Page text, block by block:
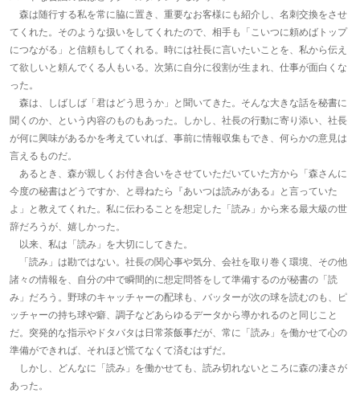
森は随行する私を常に脇に置き、重要なお客様にも紹介し、名刺交換をさせ
てくれた。そのような扱いをしてくれたので、相手も「こいつに頼めばトップ
につながる」と信頼もしてくれる。時には社長に言いたいことを、私から伝え
て欲しいと頼んでくる人もいる。次第に自分に役割が生まれ、仕事が面白くな
った。
森は、しばしば「君はどう思うか」と聞いてきた。そんな大きな話を秘書に
聞くのか、という内容のものもあった。しかし、社長の行動に寄り添い、社長
が何に興味があるかを考えていれば、事前に情報収集もでき、何らかの意見は
言えるものだ。
あるとき、森が親しくお付き合いをさせていただいていた方から「森さんに
今度の秘書はどうですか、と尋ねたら『あいつは読みがある』と言っていた
よ」と教えてくれた。私に伝わることを想定した「読み」から来る最大級の世
辞だろうが、嬉しかった。
以来、私は「読み」を大切にしてきた。
「読み」は勘ではない。社長の関心事や気分、会社を取り巻く環境、その他
諸々の情報を、自分の中で瞬間的に想定問答をして準備するのが秘書の「読
み」だろう。野球のキャッチャーの配球も、バッターが次の球を読むのも、ピ
ッチャーの持ち球や癖、調子などあらゆるデータから導かれるのと同じこと
だ。突発的な指示やドタバタは日常茶飯事だが、常に「読み」を働かせて心の
準備ができれば、それほど慌てなくて済むはずだ。
しかし、どんなに「読み」を働かせても、読み切れないところに森の凄さが
あった。